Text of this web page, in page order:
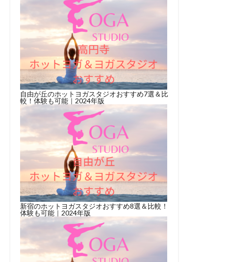
登録料 月額
5,500円（税込み）
8,910円～12,760円(税
込)
5,000円（税込み）
8,800円～18,800円(税
込)
5,500円（税込み）
9,680円～17,380円(税
込)
込)
自由が丘のホットヨガスタジオおすすめ7選＆比
較！体験も可能｜2024年版
新宿のホットヨガスタジオおすすめ8選＆比較！
体験も可能｜2024年版